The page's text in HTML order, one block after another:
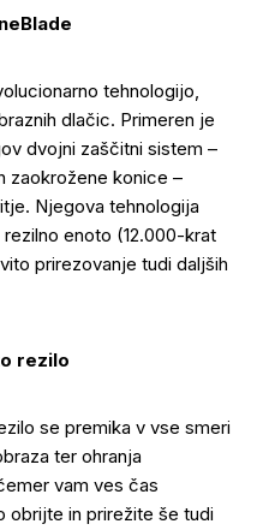
tehnologijo,
dlačic. Primeren je
dvojni zaščitni sistem –
zaokrožene konice –
Njegova tehnologija
enoto (12.000-krat
prirezovanje tudi daljših
rezilo
se premika v vse smeri
ter ohranja
vam ves čas
obrijte in prirežite še tudi